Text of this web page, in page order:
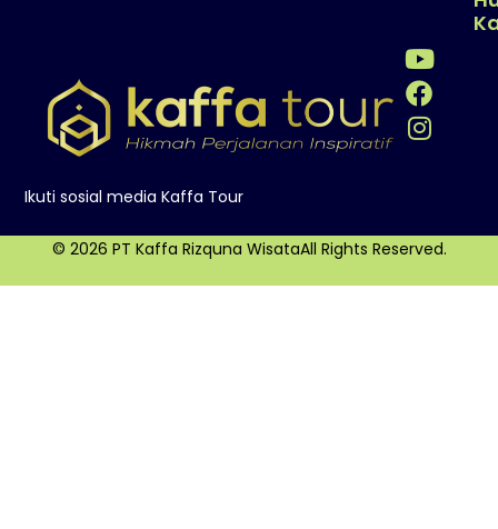
Ikuti sosial media Kaffa Tour
© 2026 PT Kaffa Rizquna WisataAll Rights Reserved.